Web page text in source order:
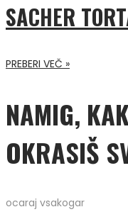
SACHER
PREBERI VEČ »
NAMIG,
OKRASIŠ
ocaraj vsakogar